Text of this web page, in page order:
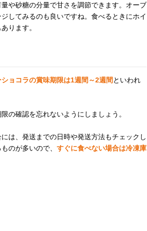
や砂糖の分量で甘さを調節できます。オーブ
してみるのも良いですね。食べるときにホイ
ります。
ショコラの賞味期限は1週間～2週間といわれ
の確認を忘れないようにしましょう。
は、発送までの日時や発送方法もチェックし
のが多いので、 すぐに食べない場合は冷凍庫